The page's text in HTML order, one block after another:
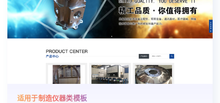
适用于制造仪器类模板